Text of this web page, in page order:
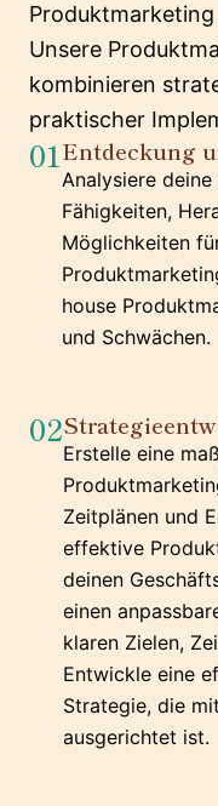
Unsere
kombinieren
praktischer
01Entdeckung
Analysiere
Fähigkeiten,
Möglichkeiten
house
und Schwächen.
02
Erstelle eine
Zeitplänen und
effektive
deinen
einen
klaren Zielen,
Entwickle eine
Strategie, die
ausgerichtet ist.